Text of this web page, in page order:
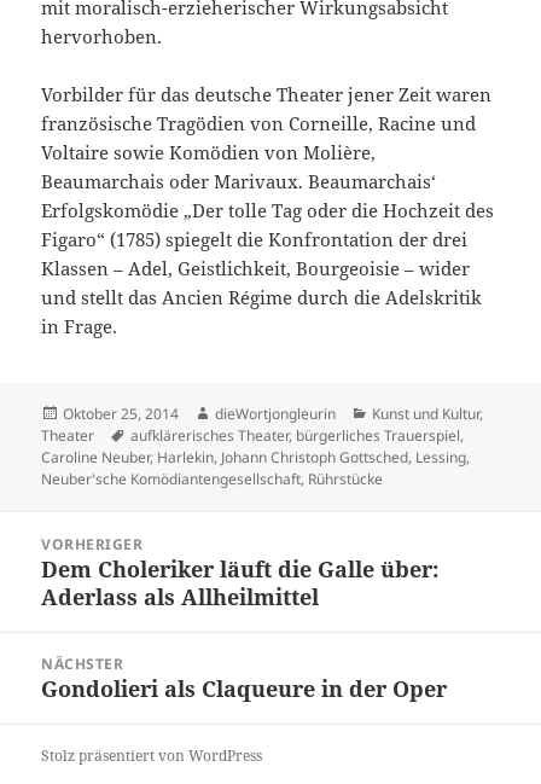
mit moralisch-erzieherischer Wirkungsabsicht
hervorhoben.
Vorbilder für das deutsche Theater jener Zeit waren
französische Tragödien von Corneille, Racine und
Voltaire sowie Komödien von Molière,
Beaumarchais oder Marivaux. Beaumarchais‘
Erfolgskomödie „Der tolle Tag oder die Hochzeit des
Figaro“ (1785) spiegelt die Konfrontation der drei
Klassen – Adel, Geistlichkeit, Bourgeoisie – wider
und stellt das Ancien Régime durch die Adelskritik
in Frage.
Veröffentlicht
am
Oktober 25, 2014 Autor
dieWortjongleurin Kategorien
Kunst und Kultur,
Theater
Schlagwörter
aufklärerisches Theater, bürgerliches Trauerspiel,
Caroline Neuber, Harlekin, Johann Christoph Gottsched, Lessing,
Neuber'sche Komödiantengesellschaft, Rührstücke
VORHERIGER
Vorheriger
Beitrag:
Dem Choleriker läuft die Galle über:
Aderlass als Allheilmittel
NÄCHSTER
Nächster
Gondolieri als Claqueure in der Oper
Stolz präsentiert von WordPress